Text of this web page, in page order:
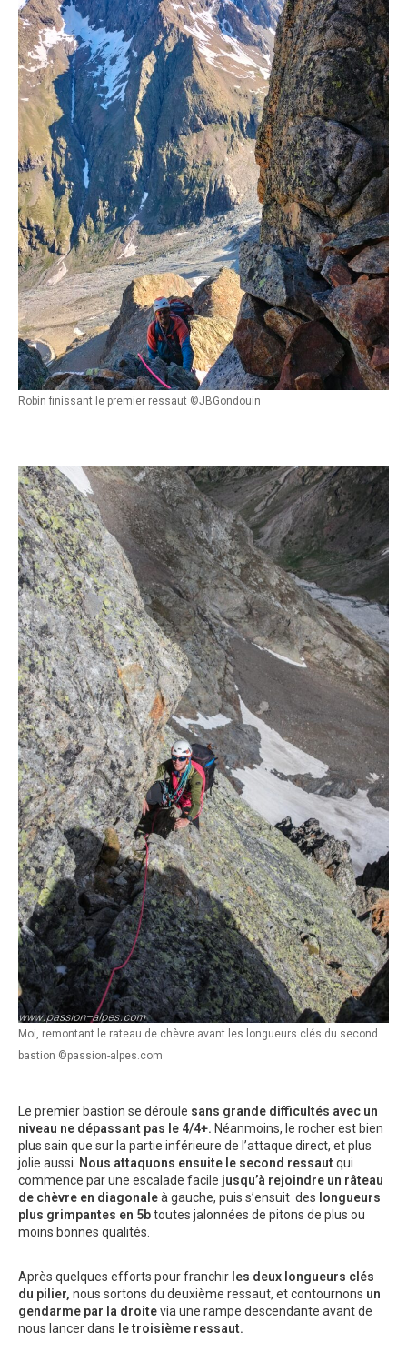
Robin finissant le premier ressaut ©JBGondouin
Moi, remontant le rateau de chèvre avant les longueurs clés du second
bastion ©passion-alpes.com
Le premier bastion se déroule sans grande difficultés avec un
niveau ne dépassant pas le 4/4+. Néanmoins, le rocher est bien
plus sain que sur la partie inférieure de l’attaque direct, et plus
jolie aussi. Nous attaquons ensuite le second ressaut qui
commence par une escalade facile jusqu’à rejoindre un râteau
de chèvre en diagonaleà gauche, puis s’ensuit des longueurs
plus grimpantes en 5btoutes jalonnées de pitons de plus ou
moins bonnes qualités.
Après quelques efforts pour franchir les deux longueurs clés
du pilier, nous sortons du deuxième ressaut, et contournons un
gendarme par la droitevia une rampe descendante avant de
nous lancer dans le troisième ressaut.